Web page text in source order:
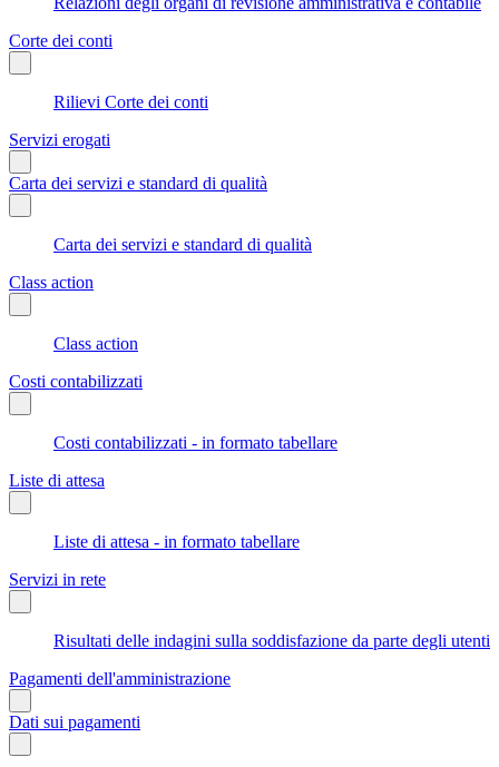
Corte dei conti
Rilievi Corte dei conti
Servizi erogati
Carta dei servizi e standard di qualità
Carta dei servizi e standard di qualità
Class action
Class action
Costi contabilizzati
Costi contabilizzati - in formato tabellare
Liste di attesa
Liste di attesa - in formato tabellare
Servizi in rete
Risultati delle indagini sulla soddisfazione da parte degli utenti
Pagamenti dell'amministrazione
Dati sui pagamenti